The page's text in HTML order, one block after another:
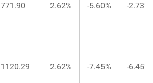
771.90 2.62% -5.60% -2.73%
1120.29 2.62% -7.45% -6.45%